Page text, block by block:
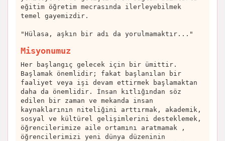
eğitim öğretim mecrasında ilerleyebilmek
temel gayemizdir.
"Hülasa, aşkın bir adı da yorulmamaktır..."
Misyonumuz
Her başlangıç gelecek için bir ümittir.
Başlamak önemlidir; fakat başlanılan bir
faaliyet veya işi devam ettirmek başlamaktan
daha da önemlidir. İnsan kıtlığından söz
edilen bir zaman ve mekanda insan
kaynaklarının niteliğini arttırmak, akademik,
sosyal ve kültürel gelişimlerini desteklemek,
öğrencilerimize aile ortamını aratmamak ,
öğrencilerimizi yeni dünya düzeninin